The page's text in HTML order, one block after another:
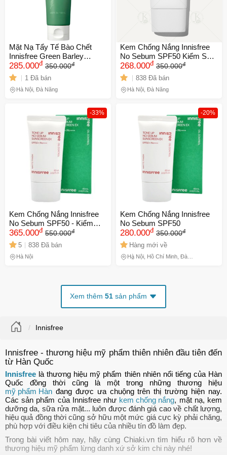
Mặt Nạ Tẩy Tế Bào Chết
Innisfree Green Barley
Gommage NK chính hãng
285.000đ 350.000đ
1 Đã bán
Hà Nội, Đà Nẵng
Kem Chống Nắng Innisfree
No Sebum SPF50 Kiểm Soát
Nhờn NK chính hãng
268.000đ 350.000đ
838 Đã bán
Hà Nội, Đà Nẵng
-33%
Kem Chống Nắng Innisfree
No Sebum SPF50 - Kiểm
Soát Nhờn, Bảo Vệ Da -
Dành Cho Da Dầu, Hỗn Hợp,
Kiểu Dáng Tự Nhiên
365.000đ 550.000đ
5 838 Đã bán
Hà Nội
-20%
Kem Chống Nắng Innisfree
No Sebum SPF50
280.000đ 350.000đ
Hàng mới về
Hà Nội, Hồ Chí Minh, Đà
Xem thêm 51 sản phẩm
Innisfree
Innisfree - thương hiệu mỹ phẩm thiên nhiên đầu tiên đến
từ Hàn Quốc
Innisfree là thương hiệu mỹ phẩm thiên nhiên nổi tiếng của Hàn
Quốc đồng thời cũng là một trong những thương hiệu
mỹ phẩm Hàn đang được ưa chuộng trên thị trường hiện nay.
Các sản phẩm của Innisfree như kem chống nắng, mặt nạ, kem
dưỡng da, sữa rửa mặt... luôn được đánh giá cao về chất lượng,
hiệu quả đồng thời cũng sở hữu một mức giá cực kỳ phải chăng,
phù hợp với điều kiện chi tiêu của nhiều tín đồ làm đẹp.
Trong bài viết hôm nay, hãy cùng Chiaki.vn tìm hiểu rõ hơn về
thương hiệu mỹ phẩm lừng danh xứ sở kim chi này nhé!